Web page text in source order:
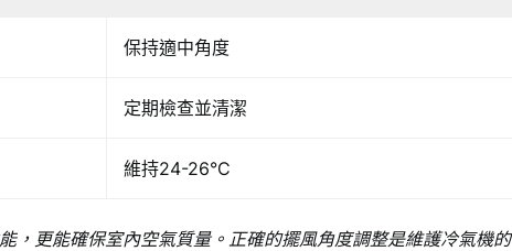
保持適中角度
定期檢查並清潔
維持24-26°C
，更能確保室內空氣質量。正確的擺風角度調整是維護冷氣機的